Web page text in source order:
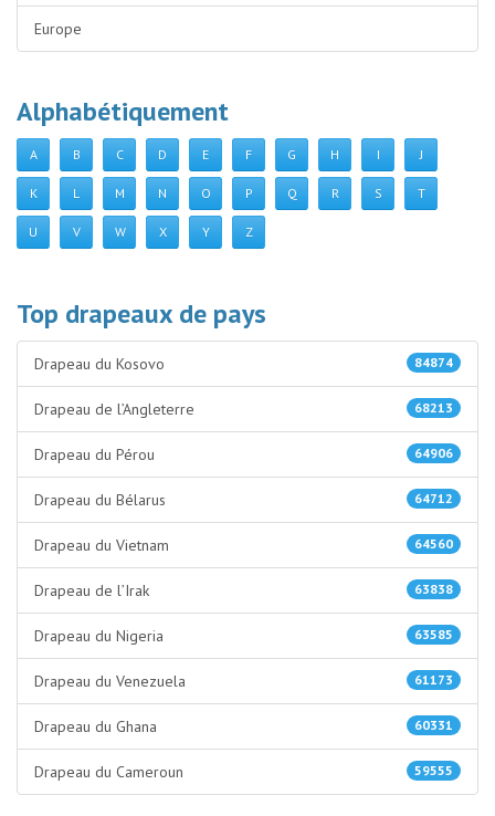
Europe
Alphabétiquement
A B C D E F G H I J
K L M N O P Q R S T
U V W X Y Z
Top drapeaux de pays
84874
Drapeau du Kosovo
68213
Drapeau de l’Angleterre
64906
Drapeau du Pérou
64712
Drapeau du Bélarus
64560
Drapeau du Vietnam
63838
Drapeau de l’Irak
63585
Drapeau du Nigeria
61173
Drapeau du Venezuela
60331
Drapeau du Ghana
59555
Drapeau du Cameroun